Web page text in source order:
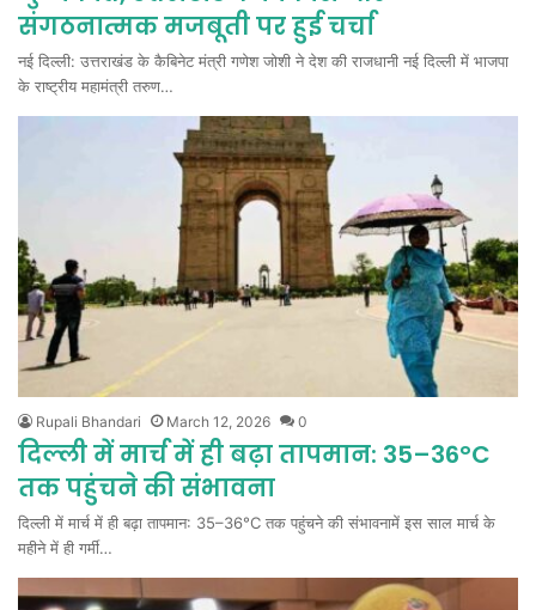
संगठनात्मक मजबूती पर हुई चर्चा
नई दिल्ली: उत्तराखंड के कैबिनेट मंत्री गणेश जोशी ने देश की राजधानी नई दिल्ली में भाजपा
के राष्ट्रीय महामंत्री तरुण…
Rupali Bhandari March 12, 2026 0
दिल्ली में मार्च में ही बढ़ा तापमान: 35–36°C
तक पहुंचने की संभावना
दिल्ली में मार्च में ही बढ़ा तापमान: 35–36°C तक पहुंचने की संभावनामें इस साल मार्च के
महीने में ही गर्मी…